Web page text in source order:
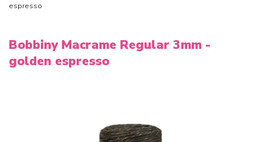
espresso
Bobbiny Macrame Regular 3mm -
golden espresso